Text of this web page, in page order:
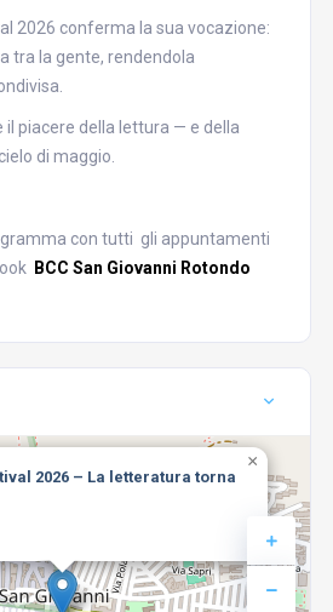
2026 conferma la sua vocazione:
tra la gente, rendendola
il piacere della lettura — e della
di maggio.
con tutti gli appuntamenti
BCC San Giovanni Rotondo
2026 – La letteratura torna
×